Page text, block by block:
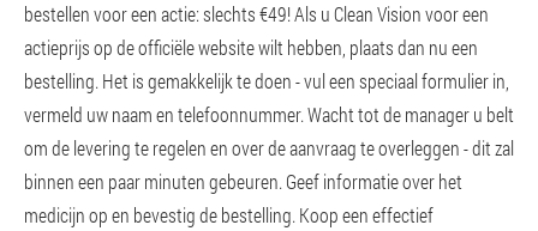
bestellen voor een actie: slechts €49! Als u Clean Vision voor een
actieprijs op de officiële website wilt hebben, plaats dan nu een
bestelling. Het is gemakkelijk te doen - vul een speciaal formulier in,
vermeld uw naam en telefoonnummer. Wacht tot de manager u belt
om de levering te regelen en over de aanvraag te overleggen - dit zal
binnen een paar minuten gebeuren. Geef informatie over het
medicijn op en bevestig de bestelling. Koop een effectief